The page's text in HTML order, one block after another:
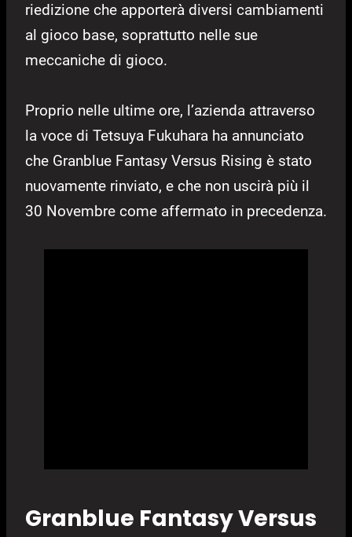
riedizione che apporterà diversi cambiamenti
al gioco base, soprattutto nelle sue
meccaniche di gioco.
Proprio nelle ultime ore, l’azienda attraverso
la voce di Tetsuya Fukuhara ha annunciato
che Granblue Fantasy Versus Rising è stato
nuovamente rinviato, e che non uscirà più il
30 Novembre come affermato in precedenza.
Granblue Fantasy Versus